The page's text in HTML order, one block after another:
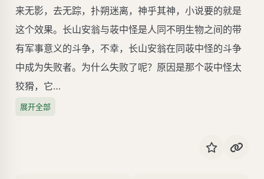
来无影，去无踪，扑朔迷离，神乎其神，小说要的就是
这个效果。长山安翁与荍中怪是人同不明生物之间的带
有军事意义的斗争，不幸，长山安翁在同荍中怪的斗争
中成为失败者。为什么失败了呢？原因是那个荍中怪太
狡猾，它…
展开全部